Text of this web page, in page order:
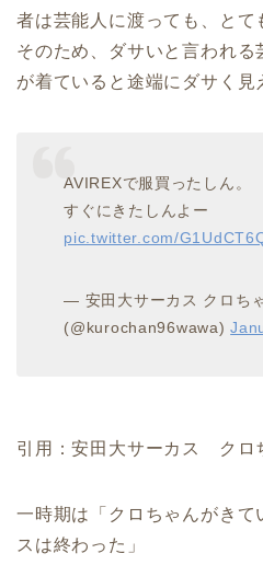
者は芸能人に渡っても、とて
そのため、ダサいと言われる
が着ていると途端にダサく
AVIREXで服買ったしん。
すぐにきたしんよー
pic.twitter.com/
— 安田大サーカス クロち
(@kurochan96wawa)
引用：安田大サーカス クロ
一時期は「クロちゃんがきて
スは終わった」